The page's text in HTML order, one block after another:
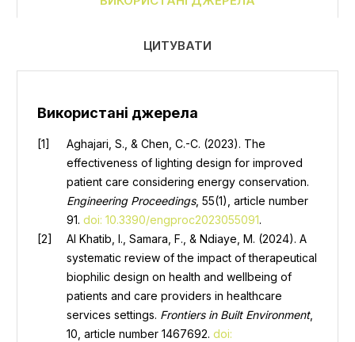
ЦИТУВАТИ
Використані джерела
Aghajari, S., & Chen, C.-C. (2023). The
effectiveness of lighting design for improved
patient care considering energy conservation.
Engineering Proceedings, 55(1), article number
91. doi: 10.3390/engproc2023055091.
Al Khatib, I., Samara, F., & Ndiaye, M. (2024). A
systematic review of the impact of therapeutical
biophilic design on health and wellbeing of
patients and care providers in healthcare
services settings. Frontiers in Built Environment,
10, article number 1467692. doi: